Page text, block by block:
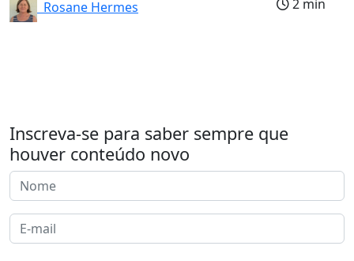
Rosane Hermes
2 min
Inscreva-se para saber sempre que
houver conteúdo novo